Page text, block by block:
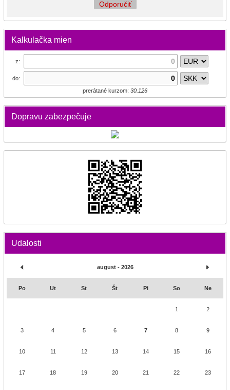
Odporučiť
Kalkulačka mien
z:
do:
prerátané kurzom: 30.126
Dopravu zabezpečuje
Udalosti
august - 2026
Po Ut St Št Pi So Ne
1 2
3 4 5 6 7 8 9
10 11 12 13 14 15 16
17 18 19 20 21 22 23